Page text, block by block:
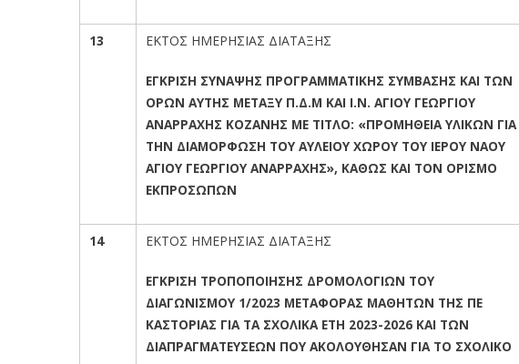
13 ΕΚΤΟΣ ΗΜΕΡΗΣΙΑΣ ΔΙΑΤΑΞΗΣ
ΕΓΚΡΙΣΗ ΣΥΝΑΨΗΣ ΠΡΟΓΡΑΜΜΑΤΙΚΗΣ ΣΥΜΒΑΣΗΣ ΚΑΙ ΤΩΝ
ΟΡΩΝ ΑΥΤΗΣ ΜΕΤΑΞΥ Π.Δ.Μ ΚΑΙ Ι.Ν. ΑΓΙΟΥ ΓΕΩΡΓΙΟΥ
ΑΝΑΡΡΑΧΗΣ ΚΟΖΑΝΗΣ ΜΕ ΤΙΤΛΟ: «ΠΡΟΜΗΘΕΙΑ ΥΛΙΚΩΝ ΓΙΑ
ΤΗΝ ΔΙΑΜΟΡΦΩΣΗ ΤΟΥ ΑΥΛΕΙΟΥ ΧΩΡΟΥ ΤΟΥ ΙΕΡΟΥ ΝΑΟΥ
ΑΓΙΟΥ ΓΕΩΡΓΙΟΥ ΑΝΑΡΡΑΧΗΣ», ΚΑΘΩΣ ΚΑΙ ΤΟΝ ΟΡΙΣΜΟ
ΕΚΠΡΟΣΩΠΩΝ
14 ΕΚΤΟΣ ΗΜΕΡΗΣΙΑΣ ΔΙΑΤΑΞΗΣ
ΕΓΚΡΙΣΗ ΤΡΟΠΟΠΟΙΗΣΗΣ ΔΡΟΜΟΛΟΓΙΩΝ ΤΟΥ
ΔΙΑΓΩΝΙΣΜΟΥ 1/2023 ΜΕΤΑΦΟΡΑΣ ΜΑΘΗΤΩΝ ΤΗΣ ΠΕ
ΚΑΣΤΟΡΙΑΣ ΓΙΑ ΤΑ ΣΧΟΛΙΚΑ ΕΤΗ 2023-2026 ΚΑΙ ΤΩΝ
ΔΙΑΠΡΑΓΜΑΤΕΥΣΕΩΝ ΠΟΥ ΑΚΟΛΟΥΘΗΣΑΝ ΓΙΑ ΤΟ ΣΧΟΛΙΚΟ